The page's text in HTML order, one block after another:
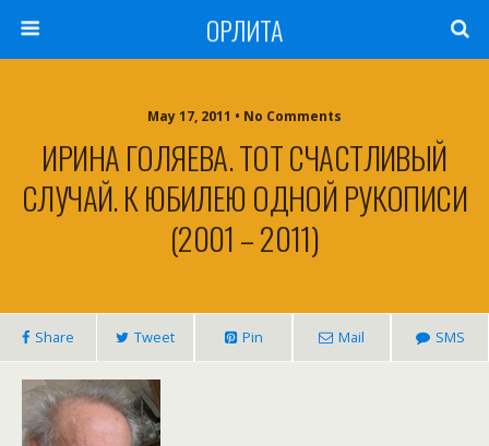
ОРЛИТА
May 17, 2011 • No Comments
ИРИНА ГОЛЯЕВА. ТОТ СЧАСТЛИВЫЙ
СЛУЧАЙ. К ЮБИЛЕЮ ОДНОЙ РУКОПИСИ
(2001 – 2011)
Share Tweet Pin Mail SMS